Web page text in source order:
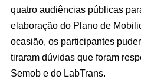
quatro audiências públicas
elaboração do Plano de
ocasião, os participantes
tiraram dúvidas que foram
Semob e do LabTrans.